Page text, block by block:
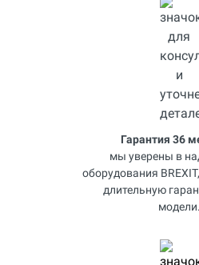
Гарантия 36
мы уверены в
оборудования
длительную
модели.